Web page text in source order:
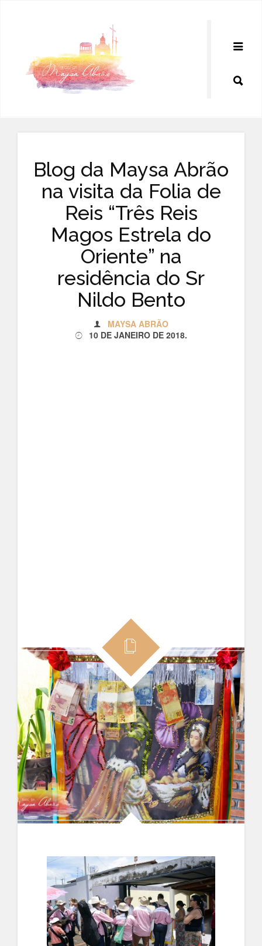
Blog da Maysa Abrão
na visita da Folia de
Reis “Três Reis
Magos Estrela do
Oriente” na
residência do Sr
Nildo Bento
MAYSA ABRÃO
10 DE JANEIRO DE 2018.